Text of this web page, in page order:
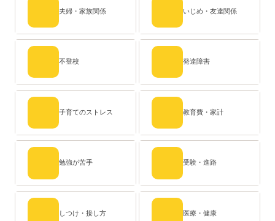
夫婦・家族関係 いじめ・友達関係
不登校 発達障害
子育てのストレス 教育費・家計
勉強が苦手 受験・進路
しつけ・接し方 医療・健康